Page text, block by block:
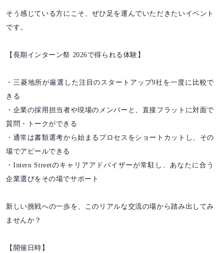
そう感じている方にこそ、ぜひ足を運んでいただきたいイベント
です。
【長期インターン祭 2026で得られる体験】
・三菱地所が厳選した注目のスタートアップ9社を一度に比較で
きる
・企業の採用担当者や現場のメンバーと、直接フラットに対面で
質問・トークができる
・通常は書類選考から始まるプロセスをショートカットし、その
場でアピールできる
・Intern Streetのキャリアアドバイザーが常駐し、あなたに合う
企業選びをその場でサポート
新しい挑戦への一歩を、このリアルな交流の場から踏み出してみ
ませんか？
【開催日時】